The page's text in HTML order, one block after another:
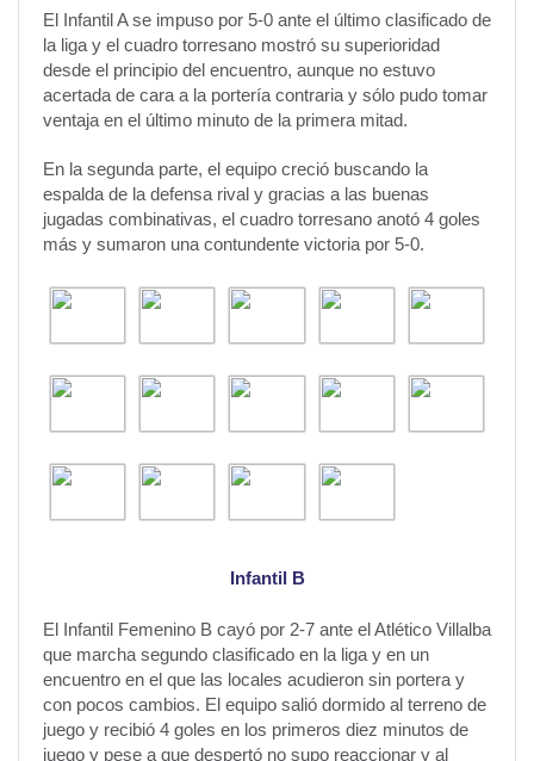
El Infantil A se impuso por 5-0 ante el último clasificado de
la liga y el cuadro torresano mostró su superioridad
desde el principio del encuentro, aunque no estuvo
acertada de cara a la portería contraria y sólo pudo tomar
ventaja en el último minuto de la primera mitad.
En la segunda parte, el equipo creció buscando la
espalda de la defensa rival y gracias a las buenas
jugadas combinativas, el cuadro torresano anotó 4 goles
más y sumaron una contundente victoria por 5-0.
Infantil B
El Infantil Femenino B cayó por 2-7 ante el Atlético Villalba
que marcha segundo clasificado en la liga y en un
encuentro en el que las locales acudieron sin portera y
con pocos cambios. El equipo salió dormido al terreno de
juego y recibió 4 goles en los primeros diez minutos de
juego y pese a que despertó no supo reaccionar y al